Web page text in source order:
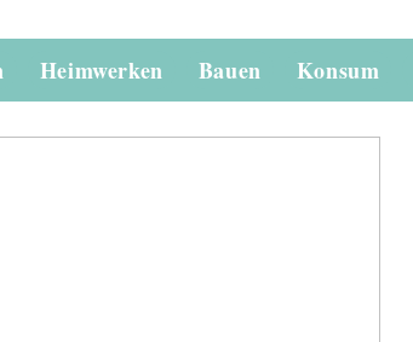
Heimwerken Bauen Konsum